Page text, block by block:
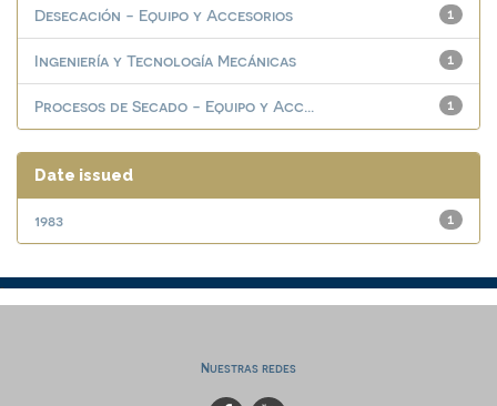
1
Desecación - Equipo y Accesorios
1
Ingeniería y Tecnología Mecánicas
1
Procesos de Secado - Equipo y Acc...
Date issued
1
1983
Nuestras redes